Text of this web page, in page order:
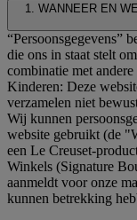
1. WANNEER EN
“Persoonsgegevens”
die ons in staat stelt
combinatie met
Kinderen: Deze
verzamelen niet
Wij kunnen
website gebruikt (de
een Le Creuset-
Winkels (Signature
aanmeldt voor onze
kunnen betrekking